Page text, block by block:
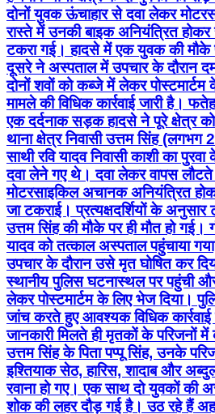
दोनों युवक ऊंचाहार से दवा लेकर
रास्ते में उनकी बाइक अनियंत्रित
टकरा गई। हादसे में एक युवक की मौके
दूसरे ने अस्पताल में उपचार के दौरान
दोनों शवों को कब्जे में लेकर
मामले की विधिक कार्रवाई जारी है।
एक दर्दनाक सड़क हादसे ने पूरे क्षेत्र
थाना क्षेत्र निवासी उत्तम सिंह (लगभग
साथी रवि यादव निवासी काशी का
दवा लेने गए थे। दवा लेकर वापस
मोटरसाइकिल अचानक अनियंत्रित
जा टकराई। प्रत्यक्षदर्शियों के
उत्तम सिंह की मौके पर ही मौत हो गई।
यादव को तत्काल अस्पताल पहुंचाया
उपचार के दौरान उसे मृत घोषित कर
स्थानीय पुलिस घटनास्थल पर पहुंची
लेकर पोस्टमार्टम के लिए भेज दिया।
जांच करते हुए आवश्यक विधिक
जानकारी मिलते ही मृतकों के परिजनों
उत्तम सिंह के पिता पप्पू सिंह, उनके
इश्तियाक सेठ, हारिस, शादाब और
रवाना हो गए। एक साथ दो युवकों की
शोक की लहर दौड़ गई है। उठ रहे हैं